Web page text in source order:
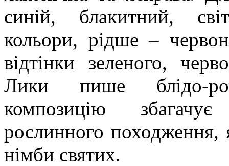
синій, блакитний,
кольори, рідше –
відтінки зеленого,
Лики пише блідо-
композицію
рослинного
німби святих.